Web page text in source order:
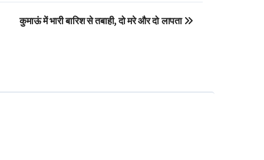
कुमाऊं में भारी बारिश से तबाही, दो मरे और दो लापता